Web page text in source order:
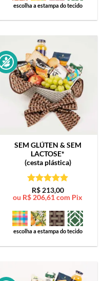
escolha a estampa do tecido
SEM GLÚTEN & SEM
LACTOSE*
(cesta plástica)
Avaliação5
de 5
R$213,00
ou R$ 206,61 com Pix
escolha a estampa do tecido